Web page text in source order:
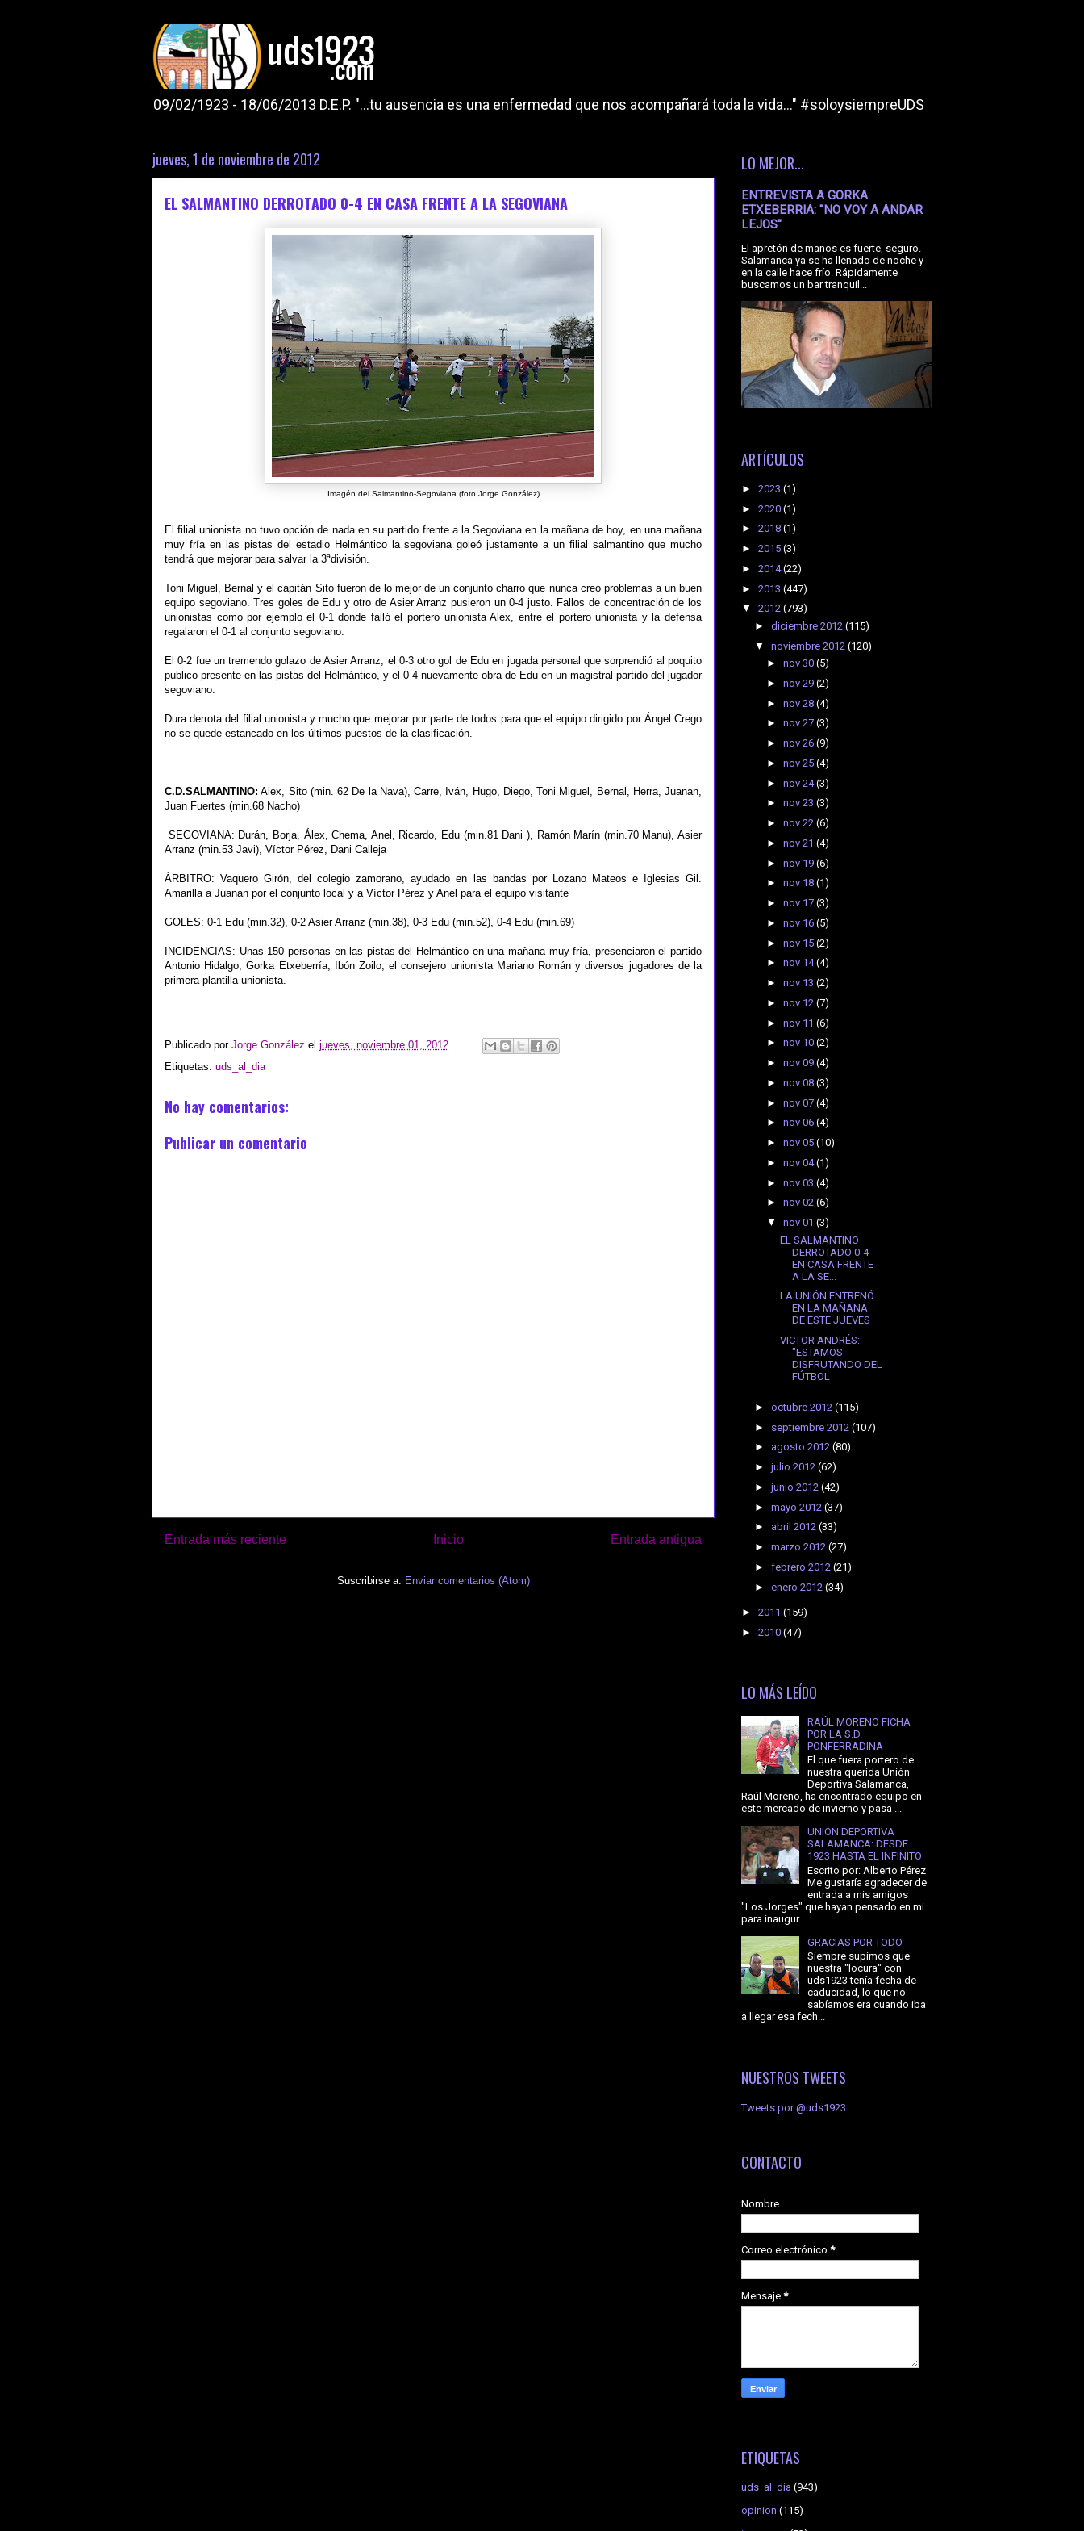
09/02/1923 - 18/06/2013 D.E.P. "...tu ausencia es una enfermedad que nos acompañará toda la vida..." #soloysiempreUDS
jueves, 1 de noviembre de 2012
EL SALMANTINO DERROTADO 0-4 EN CASA FRENTE A LA SEGOVIANA
Imagén del Salmantino-Segoviana (foto Jorge González)
El filial unionista no tuvo opción de nada en su partido frente a la Segoviana en la mañana de hoy, en una mañana
muy fría en las pistas del estadio Helmántico la segoviana goleó justamente a un filial salmantino que mucho
tendrá que mejorar para salvar la 3ªdivisión.
Toni Miguel, Bernal y el capitán Sito fueron de lo mejor de un conjunto charro que nunca creo problemas a un buen
equipo segoviano. Tres goles de Edu y otro de Asier Arranz pusieron un 0-4 justo. Fallos de concentración de los
unionistas como por ejemplo el 0-1 donde falló el portero unionista Alex, entre el portero unionista y la defensa
regalaron el 0-1 al conjunto segoviano.
El 0-2 fue un tremendo golazo de Asier Arranz, el 0-3 otro gol de Edu en jugada personal que sorprendió al poquito
publico presente en las pistas del Helmántico, y el 0-4 nuevamente obra de Edu en un magistral partido del jugador
segoviano.
Dura derrota del filial unionista y mucho que mejorar por parte de todos para que el equipo dirigido por Ángel Crego
no se quede estancado en los últimos puestos de la clasificación.
C.D.SALMANTINO: Alex, Sito (min. 62 De la Nava), Carre, Iván, Hugo, Diego, Toni Miguel, Bernal, Herra, Juanan,
Juan Fuertes (min.68 Nacho)
SEGOVIANA: Durán, Borja, Álex, Chema, Anel, Ricardo, Edu (min.81 Dani ), Ramón Marín (min.70 Manu), Asier
Arranz (min.53 Javi), Víctor Pérez, Dani Calleja
ÁRBITRO: Vaquero Girón, del colegio zamorano, ayudado en las bandas por Lozano Mateos e Iglesias Gil.
Amarilla a Juanan por el conjunto local y a Víctor Pérez y Anel para el equipo visitante
GOLES: 0-1 Edu (min.32), 0-2 Asier Arranz (min.38), 0-3 Edu (min.52), 0-4 Edu (min.69)
INCIDENCIAS: Unas 150 personas en las pistas del Helmántico en una mañana muy fría, presenciaron el partido
Antonio Hidalgo, Gorka Etxeberría, Ibón Zoilo, el consejero unionista Mariano Román y diversos jugadores de la
primera plantilla unionista.
Publicado por Jorge González el jueves, noviembre 01, 2012
Etiquetas: uds_al_dia
No hay comentarios:
Publicar un comentario
Entrada más reciente Entrada antigua
Inicio
Suscribirse a: Enviar comentarios (Atom)
LO MEJOR...
ENTREVISTA A GORKA
ETXEBERRIA: "NO VOY A ANDAR
LEJOS"
El apretón de manos es fuerte, seguro.
Salamanca ya se ha llenado de noche y
en la calle hace frío. Rápidamente
buscamos un bar tranquil...
ARTÍCULOS
► 2023 (1)
► 2020 (1)
► 2018 (1)
► 2015 (3)
► 2014(22)
► 2013 (447)
▼ 2012 (793)
► diciembre 2012 (115)
▼ noviembre 2012 (120)
►nov 30(5)
►nov 29(2)
►nov 28(4)
►nov 27(3)
►nov 26(9)
►nov 25(4)
►nov 24(3)
►nov 23(3)
►nov 22(6)
►nov 21(4)
►nov 19(6)
►nov 18(1)
►nov 17(3)
►nov 16(5)
►nov 15(2)
►nov 14(4)
►nov 13(2)
►nov 12(7)
►nov 11(6)
►nov 10(2)
►nov 09(4)
►nov 08(3)
►nov 07(4)
►nov 06(4)
►nov 05(10)
►nov 04(1)
►nov 03(4)
►nov 02(6)
▼nov 01(3)
EL SALMANTINO
DERROTADO 0-4
EN CASA FRENTE
A LA SE...
LA UNIÓN ENTRENÓ
EN LA MAÑANA
DE ESTE JUEVES
VICTOR ANDRÉS:
"ESTAMOS
DISFRUTANDO DEL
FÚTBOL
► octubre 2012 (115)
► septiembre 2012 (107)
► agosto 2012 (80)
► julio 2012 (62)
► junio 2012 (42)
► mayo 2012 (37)
► abril 2012 (33)
► marzo 2012 (27)
► febrero 2012 (21)
► enero 2012 (34)
► 2011 (159)
► 2010 (47)
LO MÁS LEÍDO
RAÚL MORENO FICHA
POR LA S.D.
PONFERRADINA
El que fuera portero de
nuestra querida Unión
Deportiva Salamanca,
Raúl Moreno, ha encontrado equipo en
este mercado de invierno y pasa ...
UNIÓN DEPORTIVA
SALAMANCA: DESDE
1923 HASTA EL INFINITO
Escrito por: Alberto Pérez
Me gustaría agradecer de
entrada a mis amigos
"Los Jorges" que hayan pensado en mi
para inaugur...
GRACIAS POR TODO
Siempre supimos que
nuestra "locura" con
uds1923 tenía fecha de
caducidad, lo que no
sabíamos era cuando iba
a llegar esa fech...
NUESTROS TWEETS
Tweets por @uds1923
CONTACTO
Nombre
Correo electrónico *
Mensaje *
ETIQUETAS
uds_al_dia (943)
opinion (115)